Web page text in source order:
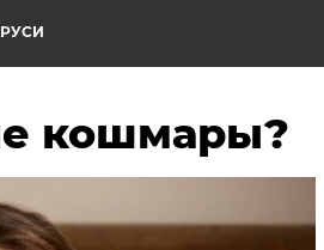
кошмары?